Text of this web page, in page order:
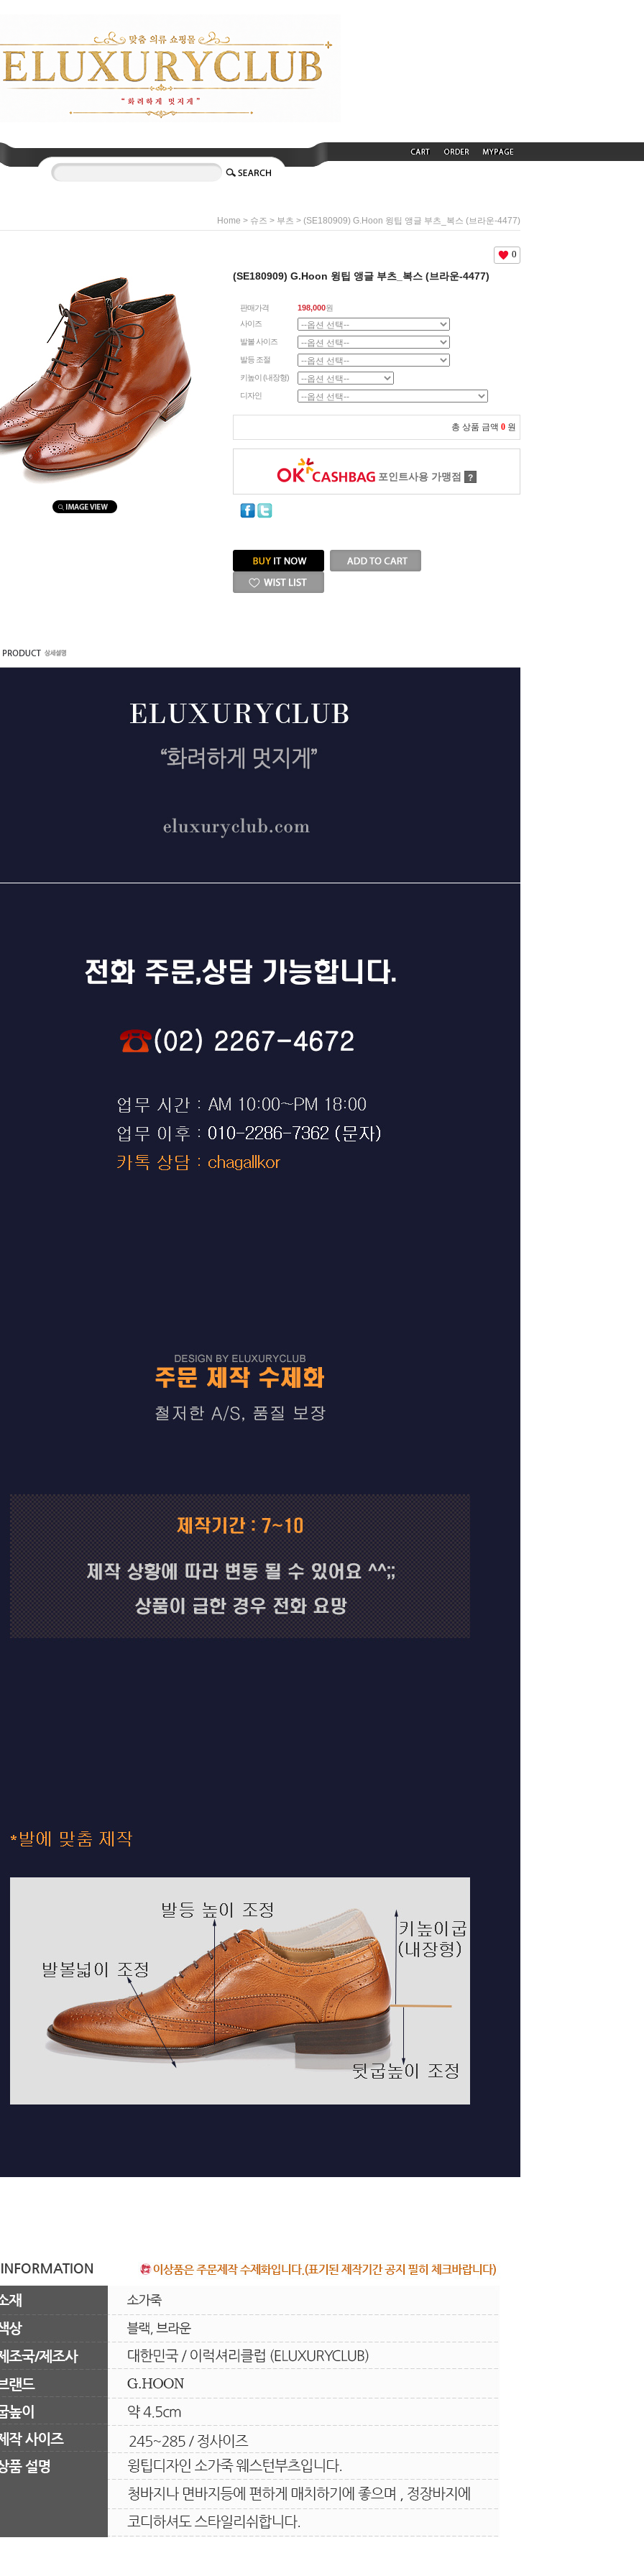
Home > 슈즈 > 부츠 > (SE180909) G.Hoon 윙팁 앵글 부츠_복스 (브라운-4477)
0
(SE180909) G.Hoon 윙팁 앵글 부츠_복스 (브라운-4477)
판매가격 198,000원
사이즈
발볼 사이즈
발등 조절
키높이 (내장형)
디자인
총 상품 금액 0 원
포인트사용 가맹점 ?